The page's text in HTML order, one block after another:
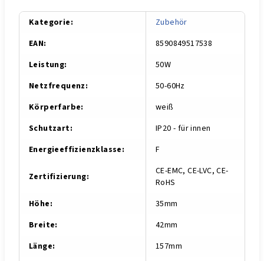
Kategorie:
Zu­be­hör
EAN:
8590849517538
Leistung:
50W
Netzfrequenz:
50-60Hz
Körperfarbe:
weiß
Schutzart:
IP20 - für innen
Energieeffizienzklasse: F
Zertifizierung:
CE-EMC, CE-LVC, CE-
RoHS
Höhe:
35mm
Breite:
42mm
Länge:
157mm